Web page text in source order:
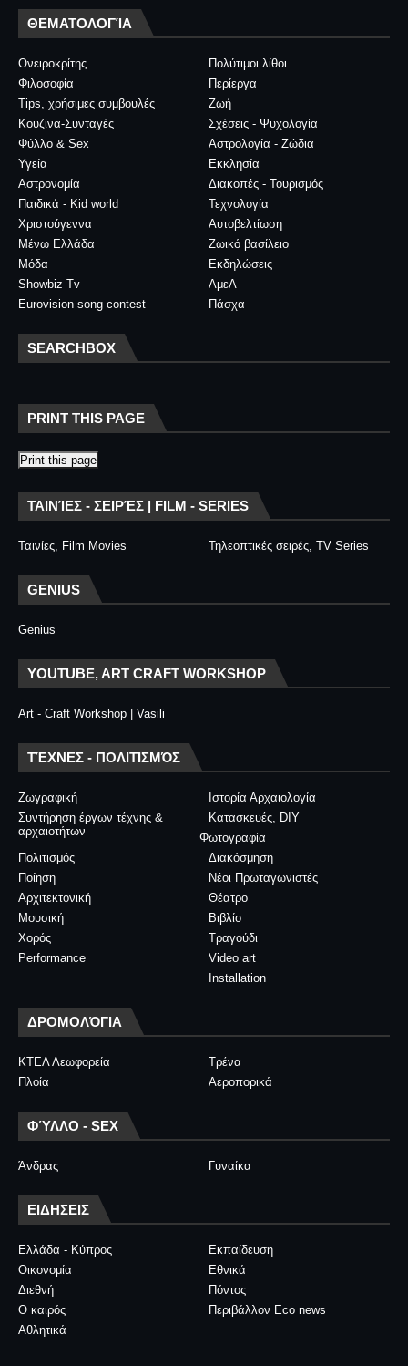
ΘΕΜΑΤΟΛΟΓΊΑ
Ονειροκρίτης
Πολύτιμοι λίθοι
Φιλοσοφία
Περίεργα
Tips, χρήσιμες συμβουλές
Ζωή
Κουζίνα-Συνταγές
Σχέσεις - Ψυχολογία
Φύλλο & Sex
Αστρολογία - Ζώδια
Υγεία
Εκκλησία
Αστρονομία
Διακοπές - Τουρισμός
Παιδικά - Kid world
Τεχνολογία
Χριστούγεννα
Αυτοβελτίωση
Μένω Ελλάδα
Ζωικό βασίλειο
Μόδα
Εκδηλώσεις
Showbiz Tv
ΑμεΑ
Eurovision song contest
Πάσχα
SEARCHBOX
PRINT THIS PAGE
Print this page
ΤΑΙΝΊΕΣ - ΣΕΙΡΈΣ | FILM - SERIES
Ταινίες, Film Movies Τηλεοπτικές σειρές, TV Series
GENIUS
Genius
YOUTUBE, ART CRAFT WORKSHOP
Art - Craft Workshop | Vasili
ΤΈΧΝΕΣ - ΠΟΛΙΤΙΣΜΌΣ
Ζωγραφική
Ιστορία Αρχαιολογία
Συντήρηση έργων τέχνης &
αρχαιοτήτων
Κατασκευές, DIY
Φωτογραφία
Διακόσμηση
Πολιτισμός
Νέοι Πρωταγωνιστές
Ποίηση
Θέατρο
Αρχιτεκτονική
Βιβλίο
Μουσική
Τραγούδι
Χορός
Video art
Performance
Installation
ΔΡΟΜΟΛΌΓΙΑ
ΚΤΕΛ Λεωφορεία
Τρένα
Πλοία
Αεροπορικά
ΦΎΛΛΟ - SEX
Άνδρας Γυναίκα
ΕΙΔΗΣΕΙΣ
Ελλάδα - Κύπρος
Εκπαίδευση
Οικονομία
Εθνικά
Διεθνή
Πόντος
Ο καιρός
Περιβάλλον Eco news
Αθλητικά